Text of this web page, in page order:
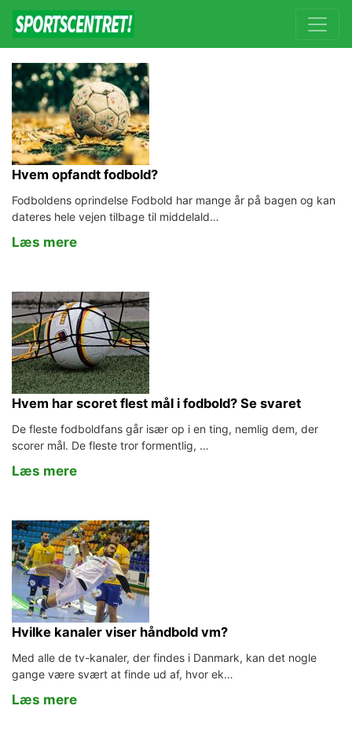
Hvem opfandt fodbold?
Fodboldens oprindelse Fodbold har mange år på bagen og kan
dateres hele vejen tilbage til middelald…
Læs mere
Hvem har scoret flest mål i fodbold? Se svaret
De fleste fodboldfans går især op i en ting, nemlig dem, der
scorer mål. De fleste tror formentlig, …
Læs mere
Hvilke kanaler viser håndbold vm?
Med alle de tv-kanaler, der findes i Danmark, kan det nogle
gange være svært at finde ud af, hvor ek…
Læs mere